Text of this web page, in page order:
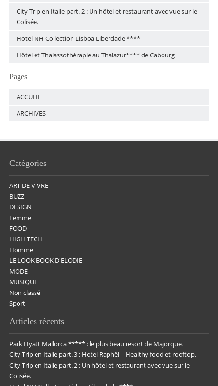
City Trip en Italie part. 2 : Un hôtel et restaurant avec vue sur le
Colisée.
Hotel NH Collection Lisboa Liberdade ****
Hôtel et Thalassothérapie au Thalazur**** de Cabourg
Pages
ACCUEIL
ARCHIVES
Catégories
ART DE VIVRE
BUZZ
DESIGN
Femme
FOOD
HIGH TECH
Homme
LE LOOK BOOK D'ELODIE
MODE
MUSIQUE
Non classé
Sport
Articles récents
Park Hyatt Mallorca ***** : le plus beau resort de Majorque.
City Trip en Italie part. 3 : Hotel Raphël – Healthy food et rooftop.
City Trip en Italie part. 2 : Un hôtel et restaurant avec vue sur le
Colisée.